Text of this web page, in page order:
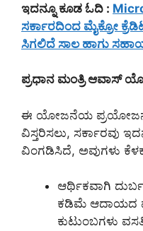
ಇದನ್ನೂ ಕೂಡ ಓದಿ :
ಸರ್ಕಾರದಿಂದ ಮೈಕ್ರೋ
ಸಿಗಲಿದೆ ಸಾಲ ಹಾಗು
ಪ್ರಧಾನ ಮಂತ್ರಿ ಆವಾಸ್
ಈ ಯೋಜನೆಯ
ವಿಸ್ತರಿಸಲು, ಸರ್ಕಾರವು
ವಿಂಗಡಿಸಿದೆ, ಅವುಗಳು
ಆರ್ಥಿಕವಾಗಿ
ಕಡಿಮೆ ಆದಾಯದ
ಕುಟುಂಬಗಳು